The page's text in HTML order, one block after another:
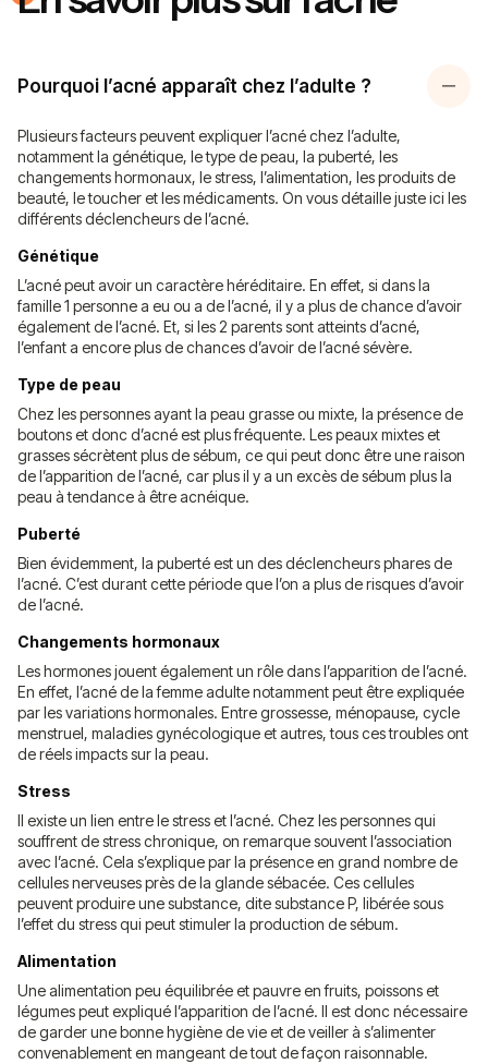
Pourquoi l’acné apparaît chez l’adulte ?
Plusieurs facteurs peuvent expliquer l’acné chez l’adulte,
notamment la génétique, le type de peau, la puberté, les
changements hormonaux, le stress, l’alimentation, les produits de
beauté, le toucher et les médicaments. On vous détaille juste ici les
différents déclencheurs de l’acné.
Génétique
L’acné peut avoir un caractère héréditaire. En effet, si dans la
famille 1 personne a eu ou a de l’acné, il y a plus de chance d’avoir
également de l’acné. Et, si les 2 parents sont atteints d’acné,
l’enfant a encore plus de chances d’avoir de l’acné sévère.
Type de peau
Chez les personnes ayant la peau grasse ou mixte, la présence de
boutons et donc d’acné est plus fréquente. Les peaux mixtes et
grasses sécrètent plus de sébum, ce qui peut donc être une raison
de l’apparition de l’acné, car plus il y a un excès de sébum plus la
peau à tendance à être acnéique.
Puberté
Bien évidemment, la puberté est un des déclencheurs phares de
l’acné. C’est durant cette période que l’on a plus de risques d’avoir
de l’acné.
Changements hormonaux
Les hormones jouent également un rôle dans l’apparition de l’acné.
En effet, l’acné de la femme adulte notamment peut être expliquée
par les variations hormonales. Entre grossesse, ménopause, cycle
menstruel, maladies gynécologique et autres, tous ces troubles ont
de réels impacts sur la peau.
Stress
Il existe un lien entre le stress et l’acné. Chez les personnes qui
souffrent de stress chronique, on remarque souvent l’association
avec l’acné. Cela s’explique par la présence en grand nombre de
cellules nerveuses près de la glande sébacée. Ces cellules
peuvent produire une substance, dite substance P, libérée sous
l’effet du stress qui peut stimuler la production de sébum.
Alimentation
Une alimentation peu équilibrée et pauvre en fruits, poissons et
légumes peut expliqué l’apparition de l’acné. Il est donc nécessaire
de garder une bonne hygiène de vie et de veiller à s’alimenter
convenablement en mangeant de tout de façon raisonnable.